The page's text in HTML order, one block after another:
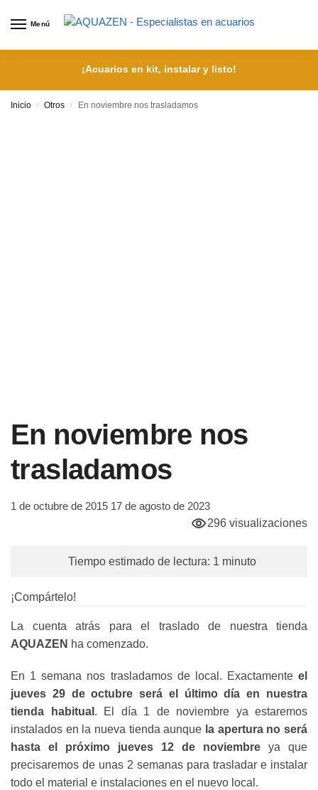
Menú
¡Acuarios en kit, instalar y listo!
Inicio / Otros / En noviembre nos trasladamos
En noviembre nos
trasladamos
1 de octubre de 2015 17 de agosto de 2023
296 visualizaciones
Tiempo estimado de lectura: 1 minuto
¡Compártelo!
La cuenta atrás para el traslado de nuestra tienda
AQUAZEN ha comenzado.
En 1 semana nos trasladamos de local. Exactamente el
jueves 29 de octubre será el último día en nuestra
tienda habitual . El día 1 de noviembre ya estaremos
instalados en la nueva tienda aunque la apertura no será
hasta el próximo jueves 12 de noviembre ya que
precisaremos de unas 2 semanas para trasladar e instalar
todo el material e instalaciones en el nuevo local.